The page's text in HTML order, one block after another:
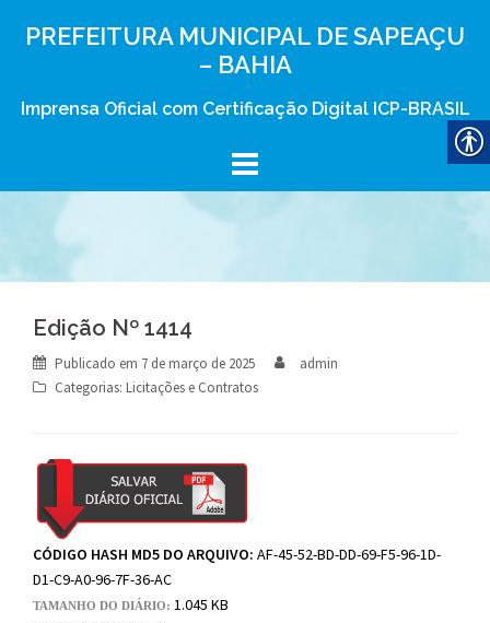
PREFEITURA MUNICIPAL DE SAPEAÇU
– BAHIA
Imprensa Oficial com Certificação Digital ICP-BRASIL
Edição Nº 1414
Publicado em 7 de março de 2025
admin
Categorias: Licitações e Contratos
CÓDIGO HASH MD5 DO ARQUIVO: AF-45-52-BD-DD-69-F5-96-1D-
D1-C9-A0-96-7F-36-AC
TAMANHO DO DIÁRIO: 1.045 KB